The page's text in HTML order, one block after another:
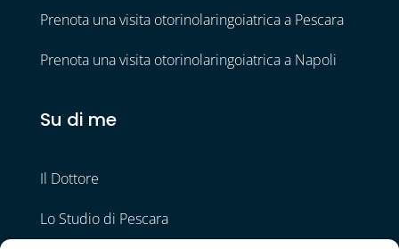
Prenota una visita otorinolaringoiatrica a Pescara
Prenota una visita otorinolaringoiatrica a Napoli
Su di me
Il Dottore
Lo Studio di Pescara